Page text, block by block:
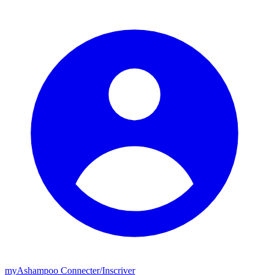
myAshampoo Connecter/Inscriver